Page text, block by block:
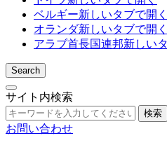
ベルギー新しいタブで開く
オランダ新しいタブで開く
アラブ首長国連邦新しい
Search
サイト内検索
検索
お問い合わせ